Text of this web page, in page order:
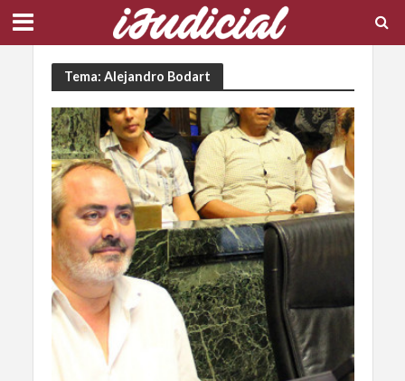
Tema: Alejandro Bodart